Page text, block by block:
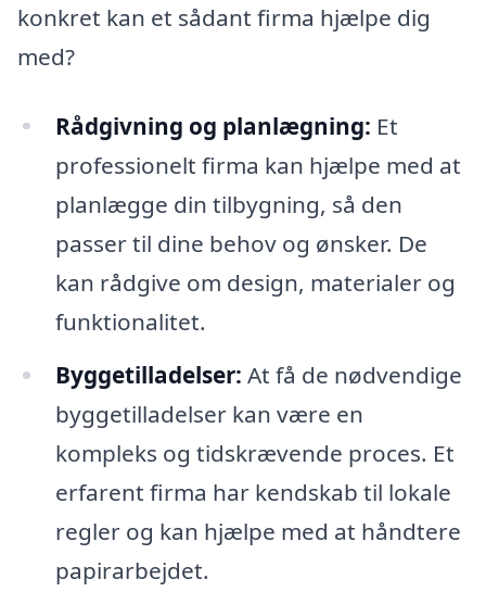
konkret kan et sådant firma hjælpe dig
med?
Rådgivning og planlægning: Et
professionelt firma kan hjælpe med at
planlægge din tilbygning, så den
passer til dine behov og ønsker. De
kan rådgive om design, materialer og
funktionalitet.
Byggetilladelser: At få de nødvendige
byggetilladelser kan være en
kompleks og tidskrævende proces. Et
erfarent firma har kendskab til lokale
regler og kan hjælpe med at håndtere
papirarbejdet.